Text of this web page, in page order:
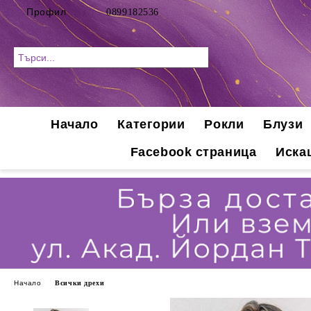
Профил 0899182536
Начало Категории Рокли
Блузи
Facebook страница
Начало Всички дрехи